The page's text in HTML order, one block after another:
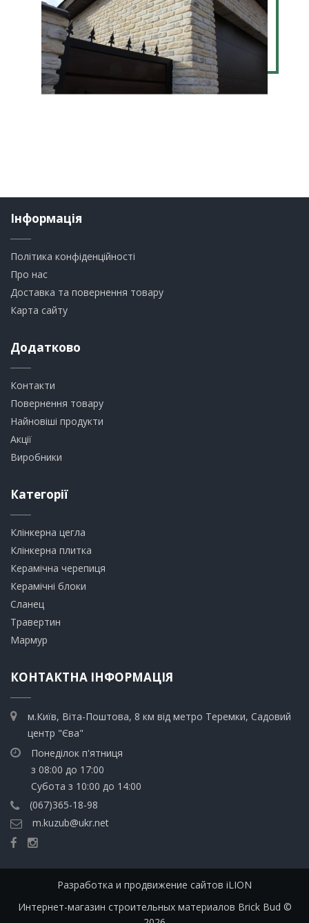
Інформація
Політика конфіденційності
Про нас
Доставка та повернення товару
Карта сайту
Додатково
Контакти
Повернення товару
Найновіші продукти
Акції
Виробники
Категорії
Клінкерна цегла
​Клінкерна плитка
​Керамічна черепиця
​Керамічні блоки
​Сланец
Травертин​
​Мармур
КОНТАКТНА ІНФОРМАЦІЯ
м.Київ, Віта-Поштова, 8 км від метро Теремки, Садовий
центр "Єва"
Понеділок п'ятниця
з 08:00 до 17:00
Субота з 10:00 до 14:00
(067)365-18-98
m.kuzub@ukr.net
Разработка и продвижение сайтов iLION
Интернет-магазин строительных материалов Brick Bud ©